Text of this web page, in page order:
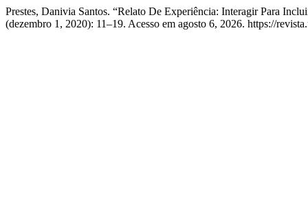
Prestes, Danivia Santos. “Relato De Experiência: Interagir Para
(dezembro 1, 2020): 11–19. Acesso em agosto 6, 2026. https://